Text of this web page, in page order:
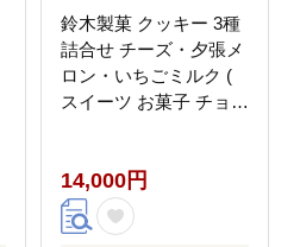
鈴木製菓 クッキー 3種
詰合せ チーズ・夕張メ
ロン・いちごミルク (
スイーツ お菓子 チョコ
14,000円